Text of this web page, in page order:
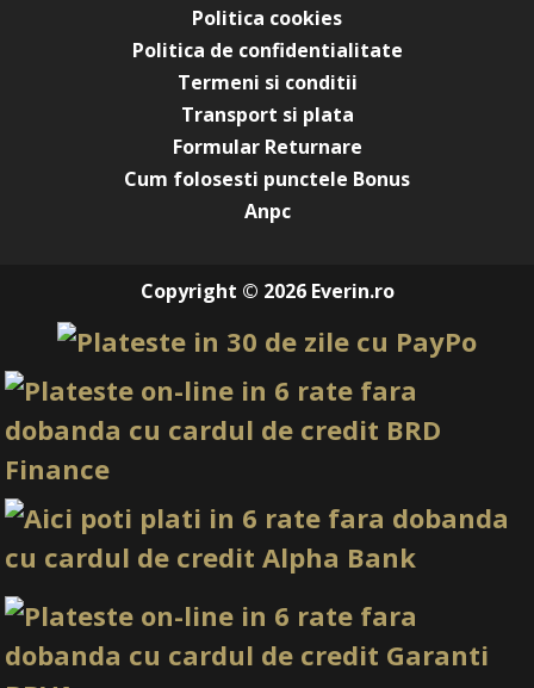
Politica cookies
Politica de confidentialitate
Termeni si conditii
Transport si plata
Formular Returnare
Cum folosesti punctele Bonus
Anpc
Copyright © 2026 Everin.ro